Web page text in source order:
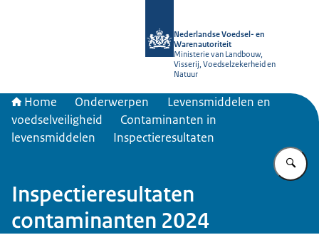
Nederlandse Voedsel- en
Warenautoriteit
Ministerie van Landbouw,
Visserij, Voedselzekerheid en
Natuur
Home Onderwerpen
Levensmiddelen en
voedselveiligheid
Contaminanten in
levensmiddelen
Inspectieresultaten
Inspectieresultaten
contaminanten 2024